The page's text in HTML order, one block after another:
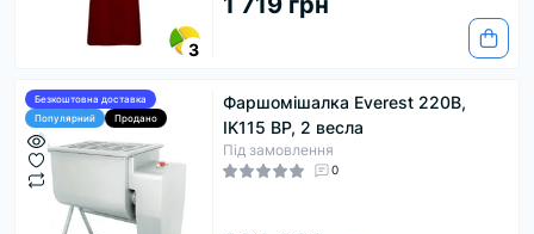
3
Безкоштовна доставка
Популярний
Продано
Фаршомішалка Everest 220В,
IK115 BP, 2 весла
Під замовлення
0